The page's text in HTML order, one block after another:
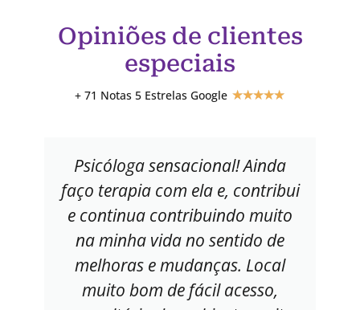
Opiniões de clientes
especiais
+ 71 Notas 5 Estrelas Google ★★★★★
Psicóloga sensacional! Ainda
faço terapia com ela e, contribui
e continua contribuindo muito
na minha vida no sentido de
melhoras e mudanças. Local
muito bom de fácil acesso,